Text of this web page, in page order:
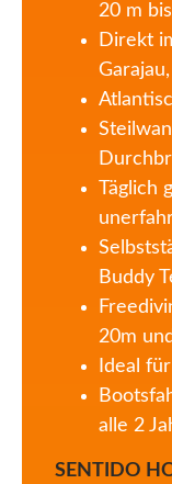
20 m
Direkt
Buddy
20m
Ideal
alle 2
SENTIDO